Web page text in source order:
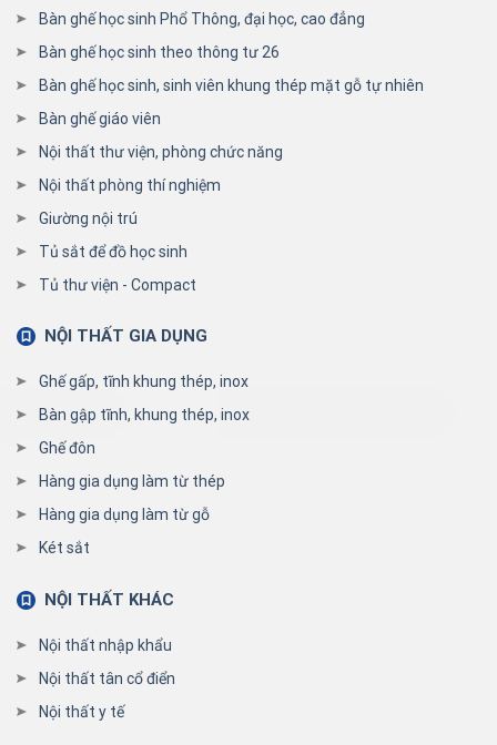
Bàn ghế học sinh Phổ Thông, đại học, cao đẳng
Bàn ghế học sinh theo thông tư 26
Bàn ghế học sinh, sinh viên khung thép mặt gỗ tự nhiên
Bàn ghế giáo viên
Nội thất thư viện, phòng chức năng
Nội thất phòng thí nghiệm
Giường nội trú
Tủ sắt để đồ học sinh
Tủ thư viện - Compact
NỘI THẤT GIA DỤNG
Ghế gấp, tĩnh khung thép, inox
Bàn gập tĩnh, khung thép, inox
Ghế đôn
Hàng gia dụng làm từ thép
Hàng gia dụng làm từ gỗ
Két sắt
NỘI THẤT KHÁC
Nội thất nhập khẩu
Nội thất tân cổ điển
Nội thất y tế